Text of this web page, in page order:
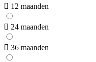
12 maanden
24 maanden
36 maanden